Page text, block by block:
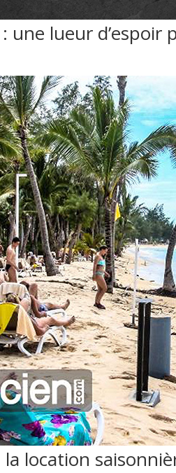
une lueur d’espoir
location